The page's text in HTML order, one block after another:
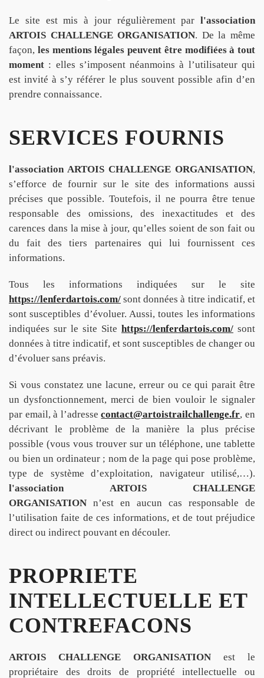
Le site est mis à jour régulièrement par l'association
ARTOIS CHALLENGE ORGANISATION. De la même
façon, les mentions légales peuvent être modifiées à tout
moment : elles s’imposent néanmoins à l’utilisateur qui
est invité à s’y référer le plus souvent possible afin d’en
prendre connaissance.
SERVICES FOURNIS
l'association ARTOIS CHALLENGE ORGANISATION,
s’efforce de fournir sur le site des informations aussi
précises que possible. Toutefois, il ne pourra être tenue
responsable des omissions, des inexactitudes et des
carences dans la mise à jour, qu’elles soient de son fait ou
du fait des tiers partenaires qui lui fournissent ces
informations.
Tous les informations indiquées sur le site
https://lenferdartois.com/ sont données à titre indicatif, et
sont susceptibles d’évoluer. Aussi, toutes les informations
indiquées sur le site Site https://lenferdartois.com/ sont
données à titre indicatif, et sont susceptibles de changer ou
d’évoluer sans préavis.
Si vous constatez une lacune, erreur ou ce qui parait être
un dysfonctionnement, merci de bien vouloir le signaler
par email, à l’adressecontact@artoistrailchallenge.fr, en
décrivant le problème de la manière la plus précise
possible (vous vous trouver sur un téléphone, une tablette
ou bien un ordinateur ; nom de la page qui pose problème,
type de système d’exploitation, navigateur utilisé,…).
l'association ARTOIS CHALLENGE
ORGANISATION n’est en aucun cas responsable de
l’utilisation faite de ces informations, et de tout préjudice
direct ou indirect pouvant en découler.
PROPRIETE
INTELLECTUELLE ET
CONTREFACONS
ARTOIS CHALLENGE ORGANISATION est le
propriétaire des droits de propriété intellectuelle ou